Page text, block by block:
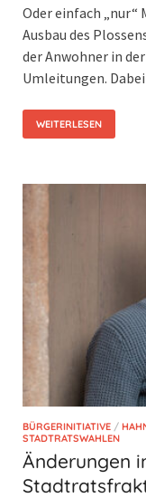
Oder einfach „nur“
Ausbau des
der Anwohner in
Umleitungen.
WEITERLESEN
BÜRGERINITIATIVE /
STADTRATSWAHLEN
Änderungen